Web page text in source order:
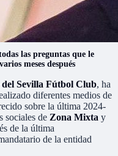
las preguntas que le
meses después
del Sevilla Fútbol Club, ha
diferentes medios de
sobre la última 2024-
sociales de Zona Mixta y
de la última
de la entidad